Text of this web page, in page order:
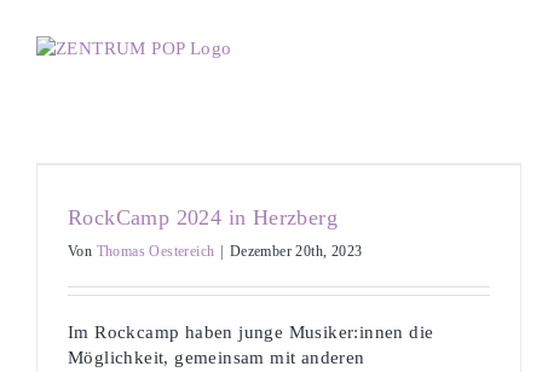
Inhalt
springen
RockCamp 2024 in Herzberg
Von Thomas Oestereich Dezember 20th, 2023
Im Rockcamp haben junge Musiker:innen die
Möglichkeit, gemeinsam mit anderen